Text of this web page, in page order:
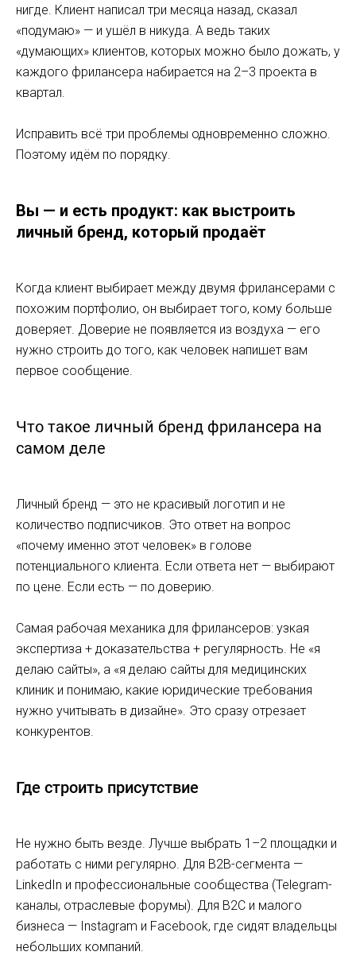
нигде. Клиент написал три месяца назад, сказал
«подумаю» — и ушёл в никуда. А ведь таких
«думающих» клиентов, которых можно было дожать, у
каждого фрилансера набирается на 2–3 проекта в
квартал.
Исправить всё три проблемы одновременно сложно.
Поэтому идём по порядку.
Вы — и есть продукт: как выстроить
личный бренд, который продаёт
Когда клиент выбирает между двумя фрилансерами с
похожим портфолио, он выбирает того, кому больше
доверяет. Доверие не появляется из воздуха — его
нужно строить до того, как человек напишет вам
первое сообщение.
Что такое личный бренд фрилансера на
самом деле
Личный бренд — это не красивый логотип и не
количество подписчиков. Это ответ на вопрос
«почему именно этот человек» в голове
потенциального клиента. Если ответа нет — выбирают
по цене. Если есть — по доверию.
Самая рабочая механика для фрилансеров: узкая
экспертиза + доказательства + регулярность. Не «я
делаю сайты», а «я делаю сайты для медицинских
клиник и понимаю, какие юридические требования
нужно учитывать в дизайне». Это сразу отрезает
конкурентов.
Где строить присутствие
Не нужно быть везде. Лучше выбрать 1–2 площадки и
работать с ними регулярно. Для B2B-сегмента —
LinkedIn и профессиональные сообщества (Telegram-
каналы, отраслевые форумы). Для B2C и малого
бизнеса — Instagram и Facebook, где сидят владельцы
небольших компаний.